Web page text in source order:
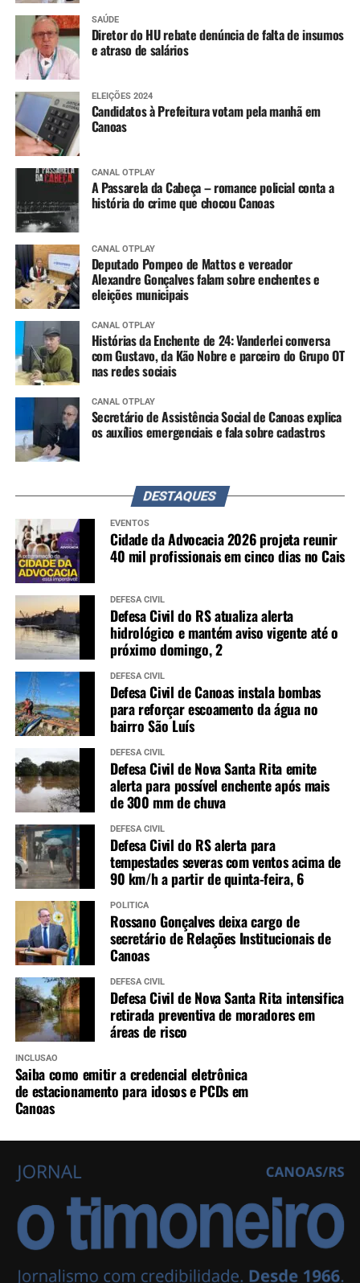
SAÚDE
Diretor do HU rebate denúncia de falta de insumos
e atraso de salários
ELEIÇÕES 2024
Candidatos à Prefeitura votam pela manhã em
Canoas
CANAL OTPLAY
A Passarela da Cabeça – romance policial conta a
história do crime que chocou Canoas
CANAL OTPLAY
Deputado Pompeo de Mattos e vereador
Alexandre Gonçalves falam sobre enchentes e
eleições municipais
CANAL OTPLAY
Histórias da Enchente de 24: Vanderlei conversa
com Gustavo, da Kão Nobre e parceiro do Grupo OT
nas redes sociais
CANAL OTPLAY
Secretário de Assistência Social de Canoas explica
os auxílios emergenciais e fala sobre cadastros
DESTAQUES
EVENTOS
Cidade da Advocacia 2026 projeta reunir
40 mil profissionais em cinco dias no Cais
DEFESA CIVIL
Defesa Civil do RS atualiza alerta
hidrológico e mantém aviso vigente até o
próximo domingo, 2
DEFESA CIVIL
Defesa Civil de Canoas instala bombas
para reforçar escoamento da água no
bairro São Luís
DEFESA CIVIL
Defesa Civil de Nova Santa Rita emite
alerta para possível enchente após mais
de 300 mm de chuva
DEFESA CIVIL
Defesa Civil do RS alerta para
tempestades severas com ventos acima de
90 km/h a partir de quinta-feira, 6
POLÍTICA
Rossano Gonçalves deixa cargo de
secretário de Relações Institucionais de
Canoas
DEFESA CIVIL
Defesa Civil de Nova Santa Rita intensifica
retirada preventiva de moradores em
áreas de risco
INCLUSÃO
Saiba como emitir a credencial eletrônica
de estacionamento para idosos e PCDs em
Canoas